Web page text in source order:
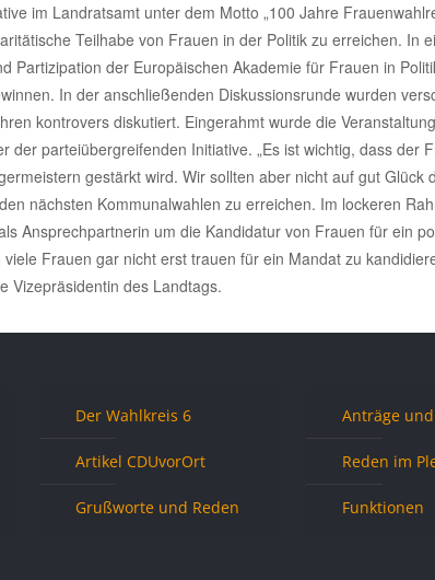
im Landratsamt unter dem Motto „100 Jahre
Teilhabe von Frauen in der Politik zu erreichen. In
Partizipation der Europäischen Akademie für Frauen in
In der anschließenden Diskussionsrunde wurden
kontrovers diskutiert. Eingerahmt wurde die
der parteiübergreifenden Initiative. „Es ist wichtig, dass der
gestärkt wird. Wir sollten aber nicht auf gut Glück
nächsten Kommunalwahlen zu erreichen. Im lockeren
Ansprechpartnerin um die Kandidatur von Frauen für ein
Frauen gar nicht erst trauen für ein Mandat zu
Vizepräsidentin des Landtags.
Der Wahlkreis 6
Artikel CDUvorOrt
Grußworte und Reden
Anträge
Reden im
Funktionen